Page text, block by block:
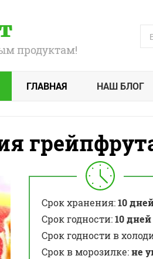
продуктам!
ГЛАВНАЯ НАШ БЛОГ
Срок хранения:10
Срок годности:10 дней
Срок годности в
Срок в морозилке:не